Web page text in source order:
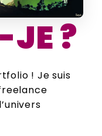
JE ?